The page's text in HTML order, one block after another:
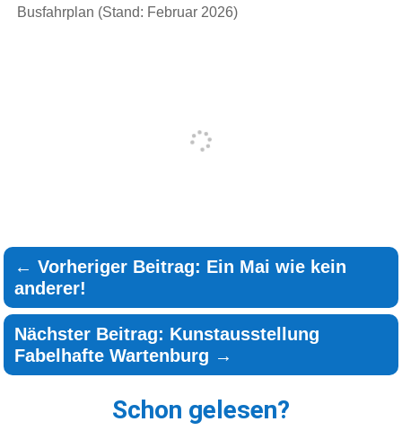
Busfahrplan (Stand: Februar 2026)
←Vorheriger Beitrag: Ein Mai wie kein
anderer!
Nächster Beitrag: Kunstausstellung
Fabelhafte Wartenburg →
Schon gelesen?